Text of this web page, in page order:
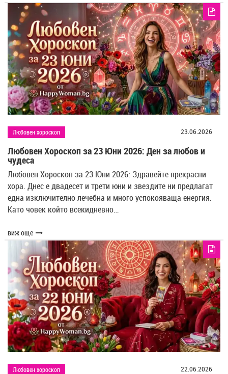
Любовен хороскоп 23.06.2026
Любовен Хороскоп за 23 Юни 2026: Ден за любов и
чудеса
Любовен Хороскоп за 23 Юни 2026: Здравейте прекрасни
хора. Днес е двадесет и трети юни и звездите ни предлагат
една изключително лечебна и много успокояваща енергия.
Като човек който всекидневно…
виж още
Любовен хороскоп 22.06.2026